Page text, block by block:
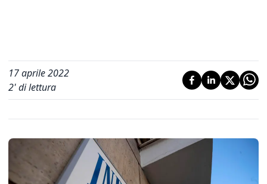
17 aprile 2022
2' di lettura